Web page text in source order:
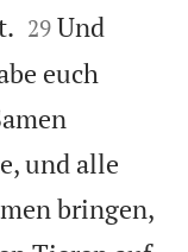


29 Und
euch
und alle
bringen,